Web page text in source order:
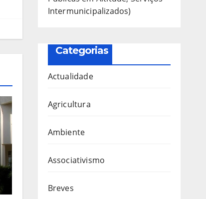
Intermunicipalizados)
Categorias
Actualidade
Agricultura
Ambiente
Associativismo
Breves